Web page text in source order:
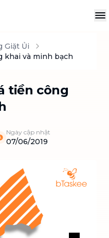
Giặt Ủi
khai và minh bạch
tiền công
Ngày cập nhật
07/06/2019